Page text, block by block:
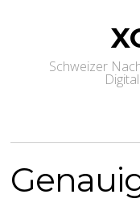
Schweizer